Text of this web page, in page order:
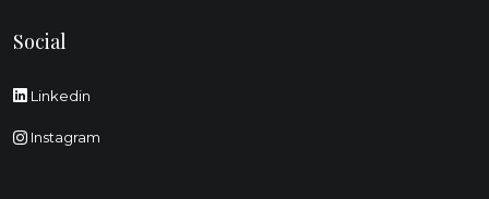
Social
Linkedin
Instagram